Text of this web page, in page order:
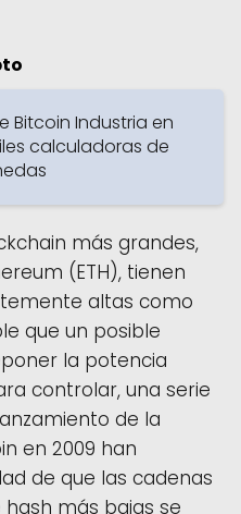
Bitcoin Industria en
calculadoras de
más grandes,
(ETH), tienen
altas como
que un posible
la potencia
controlar, una serie
de la
en 2009 han
de que las cadenas
más bajas se